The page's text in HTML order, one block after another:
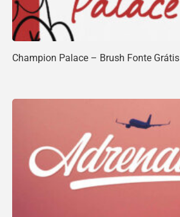
Champion Palace – Brush Fonte Grátis